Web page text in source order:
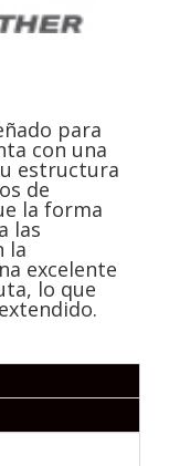
para
con una
estructura
de
la forma
las
la
excelente
lo que